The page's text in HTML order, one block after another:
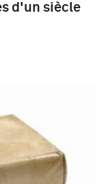
d'un siècle